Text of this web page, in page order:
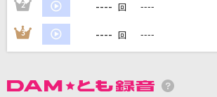
DAMの新曲・ランキングなど
2 ---- 回 ----
3 ---- 回 ----